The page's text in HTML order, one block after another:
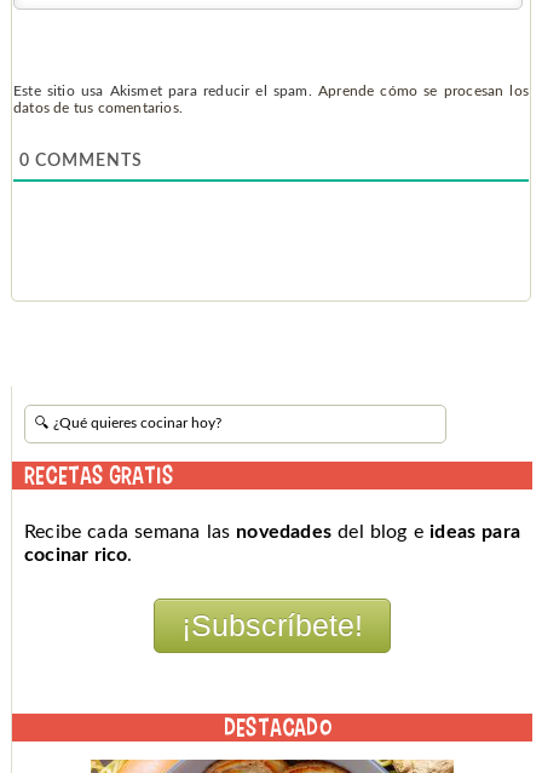
Este sitio usa Akismet para reducir el spam. Aprende cómo se procesan los
datos de tus comentarios.
0 COMMENTS
RECETAS GRATIS
Recibe cada semana las novedades del blog eideas para
cocinar rico.
DESTACADO